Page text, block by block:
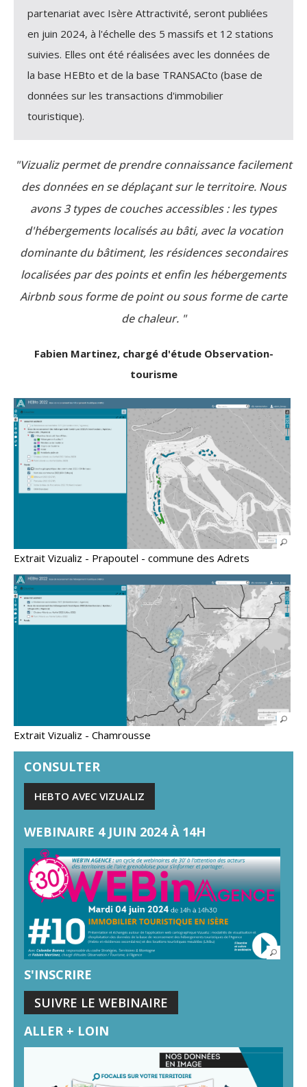
partenariat avec Isère Attractivité, seront publiées
en juin 2024, à l'échelle des 5 massifs et 12 stations
suivies. Elles ont été réalisées avec les données de
la base HEBto et de la base TRANSACto (base de
données sur les transactions d'immobilier
touristique).
"Vizualiz permet de prendre connaissance facilement
des données en se déplaçant sur le territoire. Nous
avons 3 types de couches accessibles : les types
d'hébergements localisés au bâti, avec la vocation
dominante du bâtiment, les résidences secondaires
localisées par des points et enfin les hébergements
Airbnb sous forme de point ou sous forme de carte
de chaleur. "
Fabien Martinez, chargé d'étude Observation-
tourisme
Extrait Vizualiz - Prapoutel - commune des Adrets
Extrait Vizualiz - Chamrousse
CONSULTER
HEBTO AVEC VIZUALIZ
WEBINAIRE 4 JUIN 2024 À 14H
S'INSCRIRE
SUIVRE LE WEBINAIRE
ALLER + LOIN